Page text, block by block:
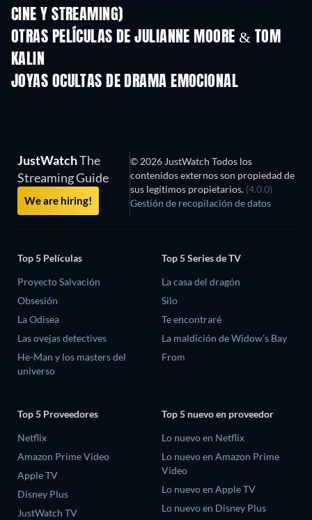
CINE Y STREAMING)
OTRAS PELÍCULAS DE JULIANNE MOORE & TOM
KALIN
JOYAS OCULTAS DE DRAMA EMOCIONAL
JustWatchThe
Streaming Guide
We are hiring!
© 2026 JustWatch Todos los
contenidos externos son propiedad de
sus legítimos propietarios. (4.0.0)
Gestión de recopilación de datos
Top 5 Películas
Proyecto Salvación
Obsesión
La Odisea
Las ovejas detectives
He-Man y los masters del
universo
Top 5 Series de TV
La casa del dragón
Silo
Te encontraré
La maldición de Widow's Bay
From
Top 5 Proveedores
Netflix
Amazon Prime Video
Apple TV
Disney Plus
JustWatch TV
Top 5 nuevo en proveedor
Lo nuevo en Netflix
Lo nuevo en Amazon Prime
Video
Lo nuevo en Apple TV
Lo nuevo en Disney Plus